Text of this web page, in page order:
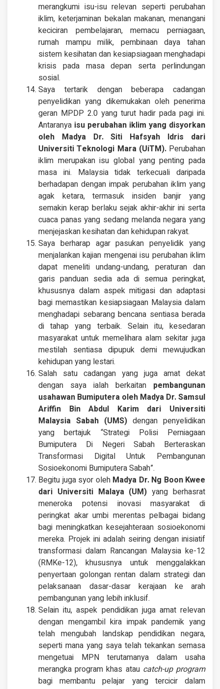
merangkumi isu-isu relevan seperti perubahan
iklim, keterjaminan bekalan makanan, menangani
keciciran pembelajaran, memacu perniagaan,
rumah mampu milik, pembinaan daya tahan
sistem kesihatan dan kesiapsiagaan menghadapi
krisis pada masa depan serta perlindungan
sosial.
Saya tertarik dengan beberapa cadangan
penyelidikan yang dikemukakan oleh penerima
geran MPDP 2.0 yang turut hadir pada pagi ini.
Antaranya isu perubahan iklim yang disyorkan
oleh Madya Dr. Siti Hafsyah Idris dari
Universiti Teknologi Mara (UiTM). Perubahan
iklim merupakan isu global yang penting pada
masa ini. Malaysia tidak terkecuali daripada
berhadapan dengan impak perubahan iklim yang
agak ketara, termasuk insiden banjir yang
semakin kerap berlaku sejak akhir-akhir ini serta
cuaca panas yang sedang melanda negara yang
menjejaskan kesihatan dan kehidupan rakyat.
Saya berharap agar pasukan penyelidik yang
menjalankan kajian mengenai isu perubahan iklim
dapat meneliti undang-undang, peraturan dan
garis panduan sedia ada di semua peringkat,
khususnya dalam aspek mitigasi dan adaptasi
bagi memastikan kesiapsiagaan Malaysia dalam
menghadapi sebarang bencana sentiasa berada
di tahap yang terbaik. Selain itu, kesedaran
masyarakat untuk memelihara alam sekitar juga
mestilah sentiasa dipupuk demi mewujudkan
kehidupan yang lestari.
Salah satu cadangan yang juga amat dekat
dengan saya ialah berkaitan pembangunan
usahawan Bumiputera oleh Madya Dr. Samsul
Ariffin Bin Abdul Karim dari Universiti
Malaysia Sabah (UMS) dengan penyelidikan
yang bertajuk “Strategi Polisi Perniagaan
Bumiputera Di Negeri Sabah Berteraskan
Transformasi Digital Untuk Pembangunan
Sosioekonomi Bumiputera Sabah”.
Begitu juga syor oleh Madya Dr. Ng Boon Kwee
dari Universiti Malaya (UM) yang berhasrat
meneroka potensi inovasi masyarakat di
peringkat akar umbi merentas pelbagai bidang
bagi meningkatkan kesejahteraan sosioekonomi
mereka. Projek ini adalah seiring dengan inisiatif
transformasi dalam Rancangan Malaysia ke-12
(RMKe-12), khususnya untuk menggalakkan
penyertaan golongan rentan dalam strategi dan
pelaksanaan dasar-dasar kerajaan ke arah
pembangunan yang lebih inklusif.
Selain itu, aspek pendidikan juga amat relevan
dengan mengambil kira impak pandemik yang
telah mengubah landskap pendidikan negara,
seperti mana yang saya telah tekankan semasa
mengetuai MPN terutamanya dalam usaha
merangka program khas atau catch-up program
bagi membantu pelajar yang tercicir dalam